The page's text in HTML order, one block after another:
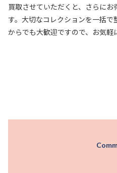
買取させていただくと、さらに
す。大切なコレクションを一括
からでも大歓迎ですので、お気軽